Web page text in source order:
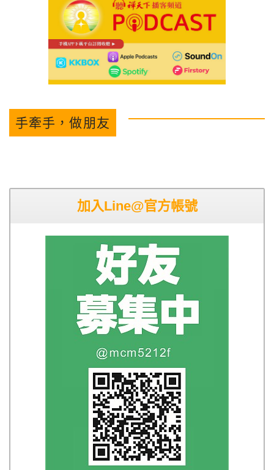
手牽手，做朋友
加入Line@官方帳號